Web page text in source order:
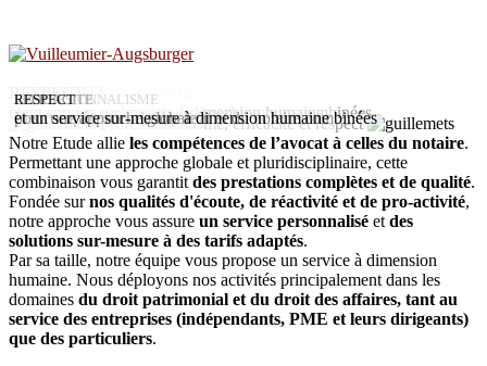
PROFESSIONNALISME
Les compétences de l’avocat et du notaire combinées
EFFICACITE
pour une approche globale
RESPECT
et un service sur-mesure à dimension humaine
PROFESSIONNALISME
Les compétences de l’avocat et du notaire combinées
EFFICACITE
pour une approche globale
RESPECT
et un service sur-mesure à dimension humaine
ACCUEIL
Professionnalisme, efficacité et respect
Notre Etude allie les compétences de l’avocat à celles du notaire.
Permettant une approche globale et pluridisciplinaire, cette
combinaison vous garantit des prestations complètes et de qualité.
Fondée surnos qualités d'écoute, de réactivité et de pro-activité,
notre approche vous assure un service personnalisé et des
solutions sur-mesure à des tarifs adaptés.
Par sa taille, notre équipe vous propose un service à dimension
humaine. Nous déployons nos activités principalement dans les
domaines du droit patrimonial et du droit des affaires, tant au
service des entreprises (indépendants, PME et leurs dirigeants)
que des particuliers.